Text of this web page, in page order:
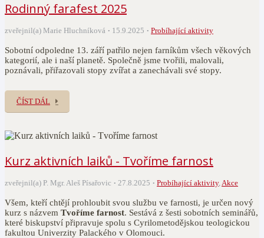
Rodinný farafest 2025
zveřejnil(a) Marie Hluchníková 15.9.2025 Probíhající aktivity
Sobotní odpoledne 13. září patřilo nejen farníkům všech věkových
kategorií, ale i naší planetě. Společně jsme tvořili, malovali,
poznávali, přiřazovali stopy zvířat a zanechávali své stopy.
ČÍST DÁL
Kurz aktivních laiků - Tvoříme farnost
zveřejnil(a) P. Mgr. Aleš Písařovic 27.8.2025 Probíhající aktivity,Akce
Všem, kteří chtějí prohloubit svou službu ve farnosti, je určen nový
kurz s názvem Tvoříme farnost. Sestává z šesti sobotních seminářů,
které biskupství připravuje spolu s Cyrilometodějskou teologickou
fakultou Univerzity Palackého v Olomouci.